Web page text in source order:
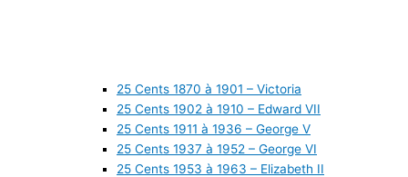
25 Cents 1870 à 1901 – Victoria
25 Cents 1902 à 1910 – Edward VII
25 Cents 1911 à 1936 – George V
25 Cents 1937 à 1952 – George VI
25 Cents 1953 à 1963 – Elizabeth II